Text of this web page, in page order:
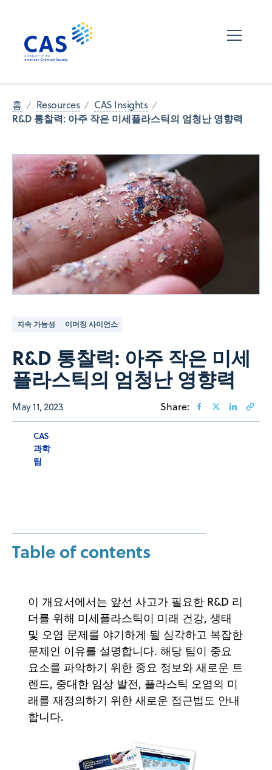
홈 Resources CAS Insights
R&D 통찰력: 아주 작은 미세플라스틱의 엄청난 영향력
지속 가능성 이머징 사이언스
R&D 통찰력: 아주 작은 미세
플라스틱의 엄청난 영향력
May 11, 2023 Share:
CAS
과학
팀
Table of contents
이 개요서에서는 앞선 사고가 필요한 R&D 리
더를 위해 미세플라스틱이 미래 건강, 생태
및 오염 문제를 야기하게 될 심각하고 복잡한
문제인 이유를 설명합니다. 해당 팀이 중요
요소를 파악하기 위한 중요 정보와 새로운 트
렌드, 중대한 임상 발전, 플라스틱 오염의 미
래를 재정의하기 위한 새로운 접근법도 안내
합니다.